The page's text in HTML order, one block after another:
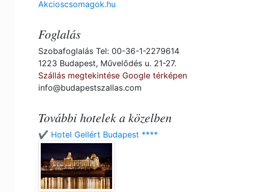
Akcioscsomagok.hu
Foglalás
Szobafoglalás Tel: 00-36-1-2279614
1223 Budapest, Művelődés u. 21-27.
Szállás megtekintése Google térképen
info@budapestszallas.com
További hotelek a közelben
✔️ Hotel Gellért Budapest ****